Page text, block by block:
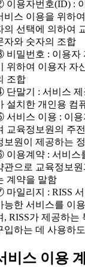
이용자번호(ID) :
비스 이용을 위하
의 선택에 의하여
자와 숫자의 조합
비밀번호 : 이용자
위하여 이용자 자
조합
단말기 : 서비스 제
설치한 개인용 컴
서비스 이용 : 이
교육정보원의 주
보원이 제공하는
이용계약 : 서비스
관으로 교육정보
계약을 말함
마일리지 : RISS
능한 서비스를 이
, RISS가 제공하는
입하는 데 사용하
비스 이용